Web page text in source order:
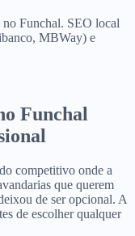
no Funchal. SEO local
MBWay) e
Funchal
competitivo onde a
que querem
de ser opcional. A
de escolher qualquer